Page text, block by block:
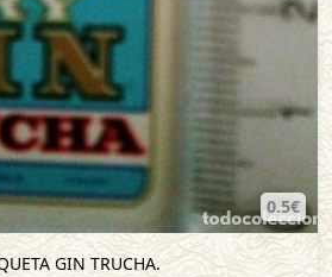
0.5€
GIN TRUCHA.